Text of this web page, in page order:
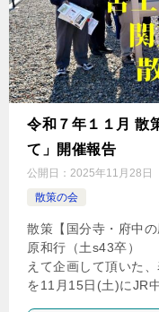
令和７年１１月 散
て」開催報告
公開日： 2025年11月28日
散策の会
散策【国分寺・
原和行（土s43卒）
えて企画して頂いた
を11月15日(土)にJR